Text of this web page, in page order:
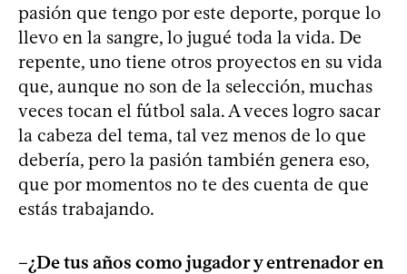
pasión que tengo por este deporte, porque lo
llevo en la sangre, lo jugué toda la vida. De
repente, uno tiene otros proyectos en su vida
que, aunque no son de la selección, muchas
veces tocan el fútbol sala. A veces logro sacar
la cabeza del tema, tal vez menos de lo que
debería, pero la pasión también genera eso,
que por momentos no te des cuenta de que
estás trabajando.
–¿De tus años como jugador y entrenador en